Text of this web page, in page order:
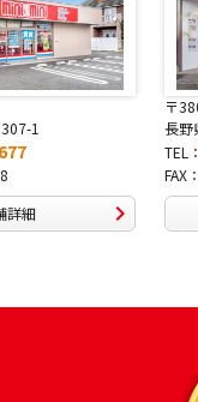
1
詳細
〒
長野
TEL：
FAX